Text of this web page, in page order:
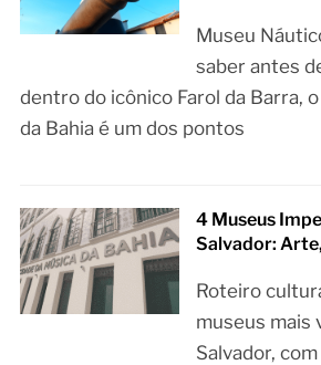
Museu
saber antes
dentro do icônico Farol da Barra,
da Bahia é um dos pontos
4 Museus
Salvador:
Roteiro
museus mais
Salvador,